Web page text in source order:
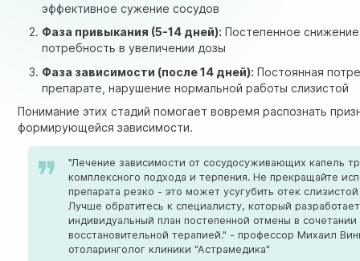
эффективное сужение сосудов
Фаза привыкания (5-14 дней): Постепенное
потребность в увеличении дозы
Фаза зависимости (после 14 дней): Постоянная
препарате, нарушение нормальной работы слизистой
Понимание этих стадий помогает вовремя распознать
формирующейся зависимости.
"Лечение зависимости от сосудосуживающих капель
комплексного подхода и терпения. Не прекращайте
препарата резко - это может усугубить отек
Лучше обратитесь к специалисту, который разработает
индивидуальный план постепенной отмены в сочетании
восстановительной терапией." - профессор Михаил
отоларинголог клиники "Астрамедика"